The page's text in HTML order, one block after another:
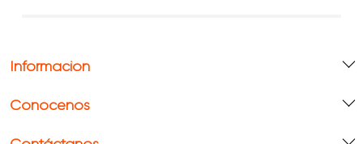
Información
Conócenos